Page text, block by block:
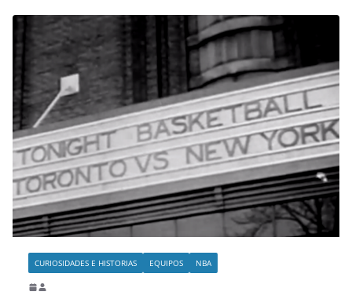
CURIOSIDADES E HISTORIAS EQUIPOS NBA